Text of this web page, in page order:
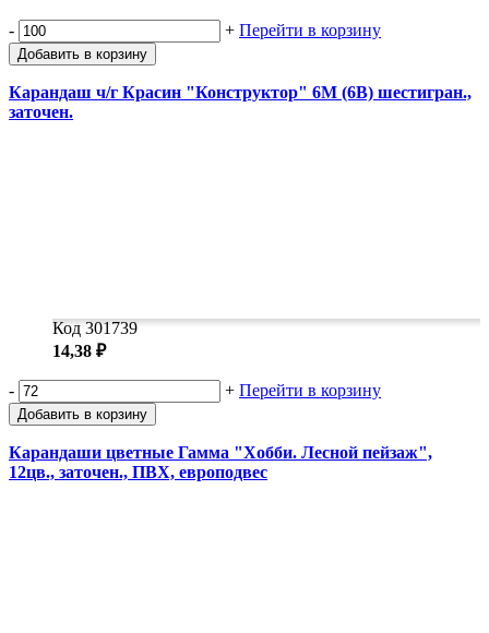
- + Перейти в корзину
Добавить в корзину
Карандаш ч/г Красин "Конструктор" 6М (6B) шестигран.,
заточен.
Код 301739
14,38 ₽
- + Перейти в корзину
Добавить в корзину
Карандаши цветные Гамма "Хобби. Лесной пейзаж",
12цв., заточен., ПВХ, европодвес